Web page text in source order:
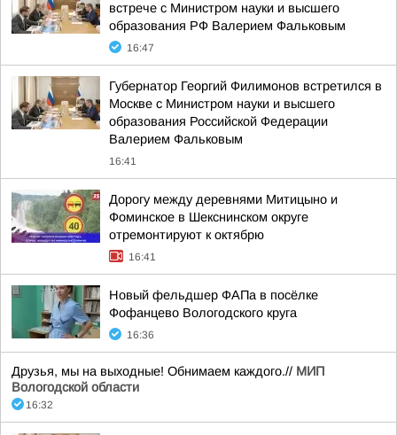
встрече с Министром науки и высшего
образования РФ Валерием Фальковым
16:47
Губернатор Георгий Филимонов встретился в
Москве с Министром науки и высшего
образования Российской Федерации
Валерием Фальковым
16:41
Дорогу между деревнями Митицыно и
Фоминское в Шекснинском округе
отремонтируют к октябрю
16:41
Новый фельдшер ФАПа в посёлке
Фофанцево Вологодского круга
16:36
Друзья, мы на выходные! Обнимаем каждого.// МИП
Вологодской области
16:32